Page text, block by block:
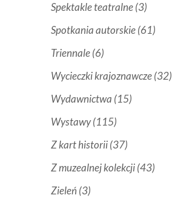
Spektakle teatralne(3)
Spotkania autorskie(61)
Triennale(6)
Wycieczki krajoznawcze(32)
Wydawnictwa (15)
Wystawy(115)
Z kart historii(37)
Z muzealnej kolekcji(43)
Zieleń (3)